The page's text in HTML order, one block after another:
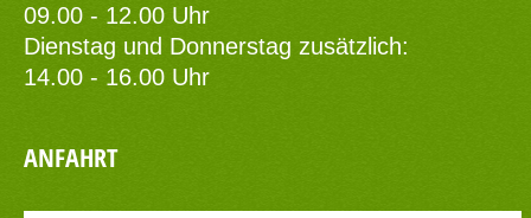
09.00 - 12.00 Uhr
Dienstag und Donnerstag zusätzlich:
14.00 - 16.00 Uhr
ANFAHRT